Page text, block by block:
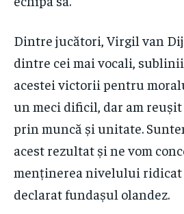
Dintre jucători, Virgil van
dintre cei mai vocali,
acestei victorii pentru
un meci dificil, dar am
prin muncă și unitate.
acest rezultat și ne vom
menținerea nivelului ridicat
declarat fundașul olandez.